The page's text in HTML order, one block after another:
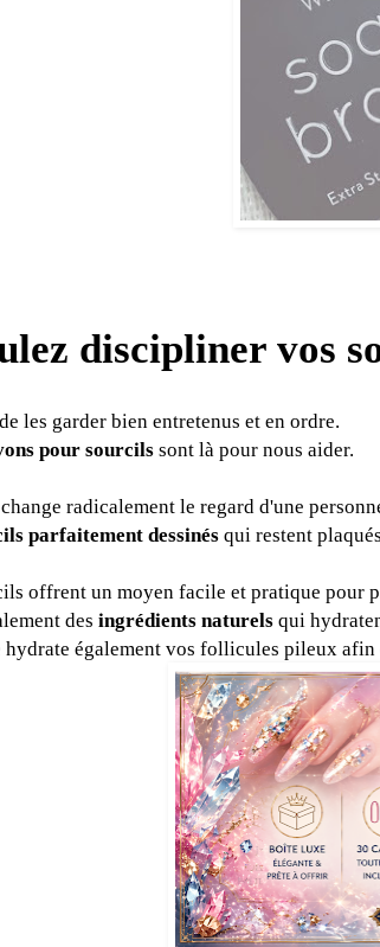
discipliner vos
les garder bien entretenus et en ordre.
pour sourcils sont là pour nous aider.
radicalement le regard d'une
parfaitement dessinés qui restent
offrent un moyen facile et pratique pour
des ingrédients naturels qui
également vos follicules pileux